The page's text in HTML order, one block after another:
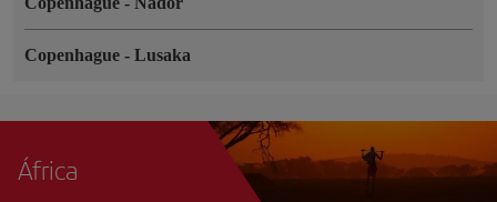
Copenhague - Lusaka
África